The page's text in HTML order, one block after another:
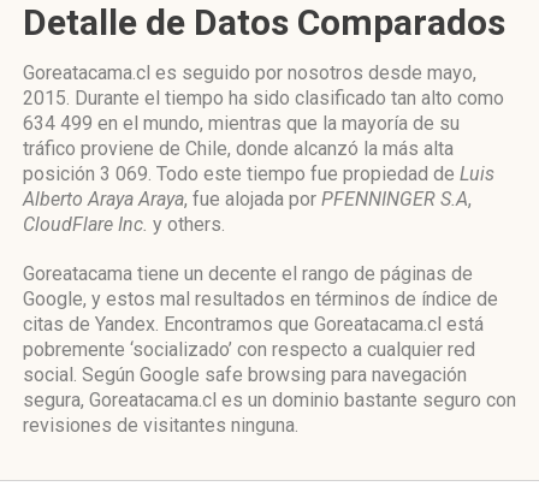
Detalle de Datos Comparados
Goreatacama.cl es seguido por nosotros desde mayo,
2015. Durante el tiempo ha sido clasificado tan alto como
634 499 en el mundo, mientras que la mayoría de su
tráfico proviene de Chile, donde alcanzó la más alta
posición 3 069. Todo este tiempo fue propiedad de Luis
Alberto Araya Araya, fue alojada por PFENNINGER S.A,
CloudFlare Inc. y others.
Goreatacama tiene un decente el rango de páginas de
Google, y estos mal resultados en términos de índice de
citas de Yandex. Encontramos que Goreatacama.cl está
pobremente ‘socializado’ con respecto a cualquier red
social. Según Google safe browsing para navegación
segura, Goreatacama.cl es un dominio bastante seguro con
revisiones de visitantes ninguna.